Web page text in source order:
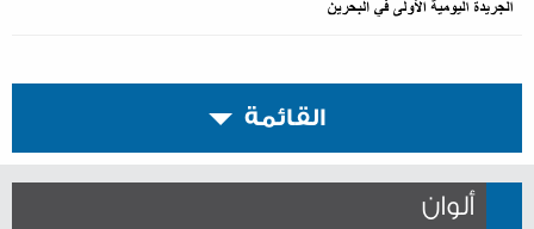
القائمة
ألوان